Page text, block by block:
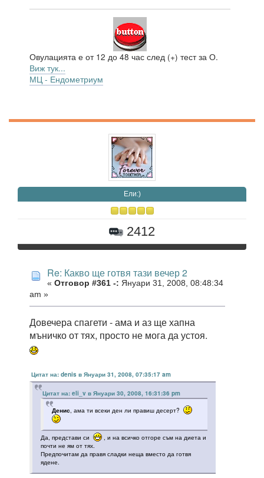
Овулацията е от 12 до 48 час след (+) тест за О.
Виж тук...
МЦ - Ендометриум
Eли:)
2412
Re: Какво ще готвя тази вечер 2
« Отговор #361 -: Януари 31, 2008, 08:48:34
am »
Довечера спагети - ама и аз ще хапна
мъничко от тях, просто не мога да устоя.
Цитат на: denis в Януари 31, 2008, 07:35:17 am
Цитат на: eli_v в Януари 30, 2008, 16:31:36 pm
Денис , ама ти всеки ден ли правиш десерт?
Да, представи си
, и на всичко отгоре съм на диета и
почти не ям от тях.
Предпочитам да правя сладки неща вместо да готвя
ядене.